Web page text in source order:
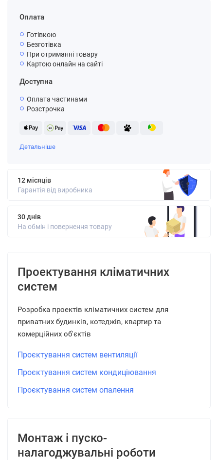
Оплата
Готівкою
Безготівка
При отриманні товару
Картою онлайн на сайті
Доступна
Оплата частинами
Розстрочка
Детальніше
12 місяців
Гарантія від виробника
30 днів
На обмін і повернення товару
Проектування кліматичних
систем
Розробка проектів кліматичних систем для
приватних будинків, котеджів, квартир та
комерційних об'єктів
Проєктування систем вентиляції
Проєктування систем кондиціювання
Проєктування систем опалення
Монтаж і пуско-
налагоджувальні роботи